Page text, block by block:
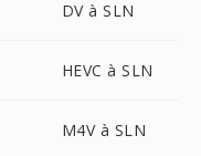
DV à SLN
HEVC à SLN
M4V à SLN